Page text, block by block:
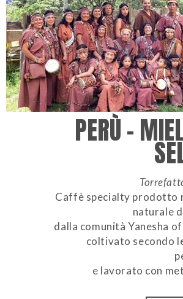
PERÙ –
Caffè specialty prodotto
naturale
dalla comunità Yanesha
coltivato secondo
e lavorato con